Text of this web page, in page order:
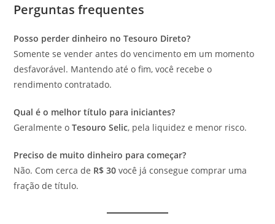
Perguntas frequentes
Posso perder dinheiro no Tesouro Direto?
Somente se vender antes do vencimento em um momento
desfavorável. Mantendo até o fim, você recebe o
rendimento contratado.
Qual é o melhor título para iniciantes?
Geralmente oTesouro Selic, pela liquidez e menor risco.
Preciso de muito dinheiro para começar?
Não. Com cerca de R$ 30 você já consegue comprar uma
fração de título.